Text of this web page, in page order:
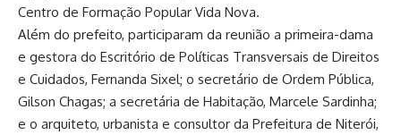
Centro de Formação Popular Vida Nova.
Além do prefeito, participaram da reunião a primeira-dama
e gestora do Escritório de Políticas Transversais de Direitos
e Cuidados, Fernanda Sixel; o secretário de Ordem Pública,
Gilson Chagas; a secretária de Habitação, Marcele Sardinha;
e o arquiteto, urbanista e consultor da Prefeitura de Niterói,